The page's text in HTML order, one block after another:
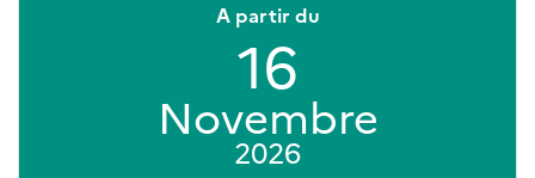
A partir du
16
Novembre
2026